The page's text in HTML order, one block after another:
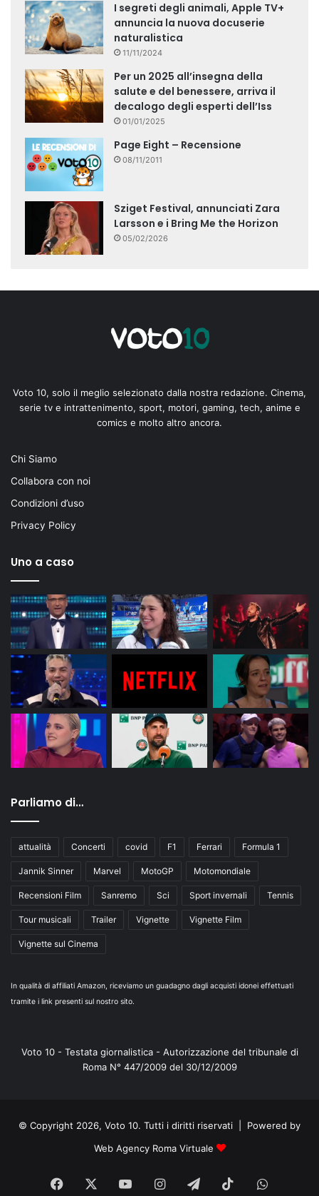
I segreti degli animali, Apple TV+
annuncia la nuova docuserie
naturalistica
11/11/2024
Per un 2025 all’insegna della
salute e del benessere, arriva il
decalogo degli esperti dell’Iss
01/01/2025
Page Eight – Recensione
08/11/2011
Sziget Festival, annunciati Zara
Larsson e i Bring Me the Horizon
05/02/2026
Voto 10, solo il meglio selezionato dalla nostra redazione. Cinema,
serie tv e intrattenimento, sport, motori, gaming, tech, anime e
comics e molto altro ancora.
Chi Siamo
Collabora con noi
Condizioni d’uso
Privacy Policy
Uno a caso
Parliamo di…
attualità Concerti covid F1 Ferrari Formula 1
Jannik Sinner Marvel MotoGP Motomondiale
Recensioni Film Sanremo Sci Sport invernali Tennis
Tour musicali Trailer Vignette Vignette Film
Vignette sul Cinema
In qualità di affiliati Amazon, riceviamo un guadagno dagli acquisti idonei effettuati
tramite i link presenti sul nostro sito.
Voto 10 - Testata giornalistica - Autorizzazione del tribunale di
Roma N° 447/2009 del 30/12/2009
© Copyright 2026, Voto 10. Tutti i diritti riservati | Powered by
Web Agency Roma Virtuale
Facebook You Instagram
TelegramTikTok